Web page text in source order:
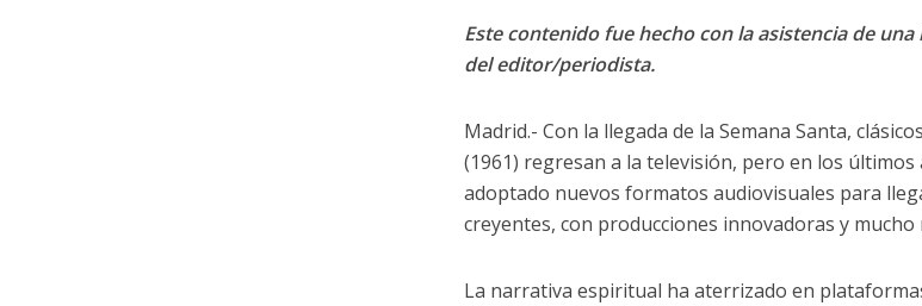
Este contenido fue hecho con la asistencia de
del editor/periodista.
Madrid.- Con la llegada de la Semana Santa, clásicos
(1961) regresan a la televisión, pero en los
adoptado nuevos formatos audiovisuales para
creyentes, con producciones innovadoras y mucho
La narrativa espiritual ha aterrizado en